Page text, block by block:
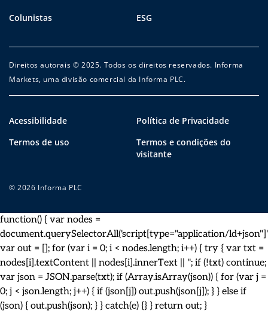
Colunistas ESG
Direitos autorais © 2025. Todos os direitos reservados. Informa
Markets, uma divisão comercial da Informa PLC.
Acessibilidade
Política de Privacidade
Termos de uso
Termos e condições do
visitante
© 2026 Informa PLC
function() { var nodes =
document.querySelectorAll('script[type="application/
var out = []; for (var i = 0; i < nodes.length; i++) { try { var txt =
nodes[i].textContent || nodes[i].innerText || ''; if (!txt) continue;
var json = JSON.parse(txt); if (Array.isArray(json)) { for (var j =
0; j < json.length; j++) { if (json[j]) out.push(json[j]); } } else if
(json) { out.push(json); } } catch(e) {} } return out; }